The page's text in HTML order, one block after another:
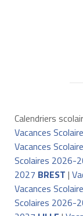
Calendriers
Vacances
Vacances
Scolaires 2026-
2027 BREST |
Vacances
Scolaires 2026-